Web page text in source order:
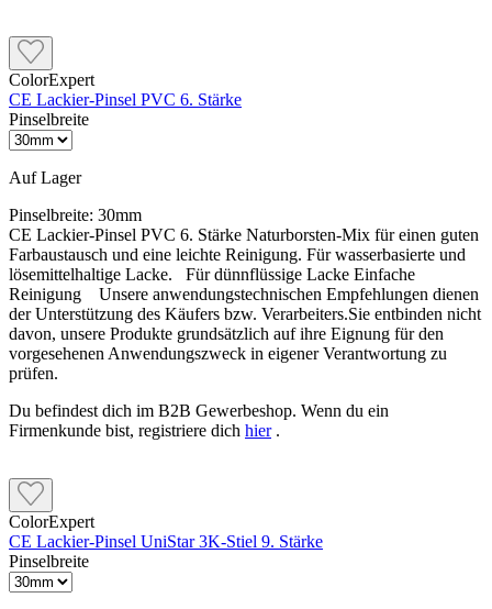
ColorExpert
CE Lackier-Pinsel PVC 6. Stärke
Pinselbreite
Auf Lager
Pinselbreite: 30mm
CE Lackier-Pinsel PVC 6. Stärke Naturborsten-Mix für einen guten
Farbaustausch und eine leichte Reinigung. Für wasserbasierte und
lösemittelhaltige Lacke. Für dünnflüssige Lacke Einfache
Reinigung Unsere anwendungstechnischen Empfehlungen dienen
der Unterstützung des Käufers bzw. Verarbeiters.Sie entbinden nicht
davon, unsere Produkte grundsätzlich auf ihre Eignung für den
vorgesehenen Anwendungszweck in eigener Verantwortung zu
prüfen.
Du befindest dich im B2B Gewerbeshop. Wenn du ein
Firmenkunde bist, registriere dich hier.
ColorExpert
CE Lackier-Pinsel UniStar 3K-Stiel 9. Stärke
Pinselbreite